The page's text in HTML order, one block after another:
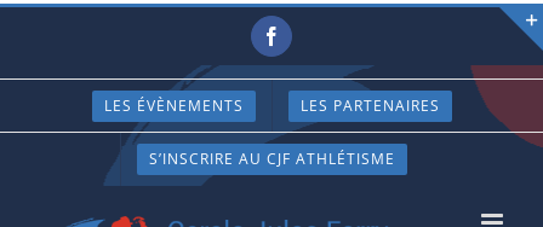
Passer
contenu
Facebook
LES ÉVÈNEMENTS LES PARTENAIRES
S’INSCRIRE AU CJF ATHLÉTISME